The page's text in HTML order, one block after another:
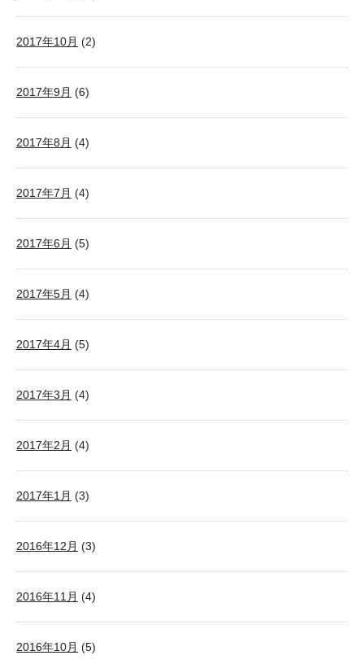
2017年10月 (2)
2017年9月 (6)
2017年8月 (4)
2017年7月 (4)
2017年6月 (5)
2017年5月 (4)
2017年4月 (5)
2017年3月 (4)
2017年2月 (4)
2017年1月 (3)
2016年12月 (3)
2016年11月 (4)
2016年10月 (5)